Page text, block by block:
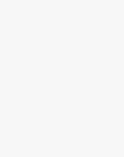
बागलुङको ढोरपाटनमा ३७ हजार
सुस्तामा रोकिएन बाँध कटान, स्थानीय
विन्ध्येश्वरी माध्यमिक विद्यालयको
पोखरा–१३ बिजयपुर, पोखरी
शिशुवामा निःशुल्क स्वास्थ्य शिविर,
पोउवा संघद्वारा देउखुरी उवा संघको
पोखरामा बीवाइडीको पूर्ण थ्री–एस